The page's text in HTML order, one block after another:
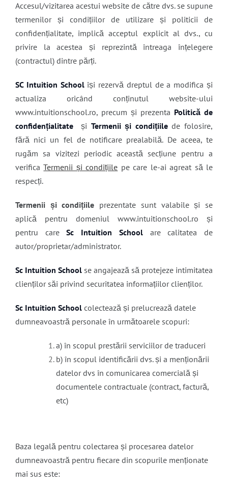
Accesul/vizitarea acestui website de către dvs. se supune
termenilor și condițiilor de utilizare și politicii de
confidențialitate, implică acceptul explicit al dvs., cu
privire la acestea și reprezintă întreaga înțelegere
(contractul) dintre părți.
SC Intuition Schoolîși rezervă dreptul de a modifica și
actualiza oricând conținutul website-ului
www.intuitionschool.ro, precum și prezenta Politică de
confidențialitate și Termenii și condițiilede folosire,
fără nici un fel de notificare prealabilă. De aceea, te
rugăm sa vizitezi periodic această secțiune pentru a
verificaTermenii și condițiile pe care le-ai agreat să le
respecți.
Termenii și condițiile prezentate sunt valabile și se
aplică pentru domeniul www.intuitionschool.ro și
pentru careSc Intuition Schoolare calitatea de
autor/proprietar/administrator.
Sc Intuition School se angajează să protejeze intimitatea
clienților săi privind securitatea informațiilor clienților.
Sc Intuition School colectează și prelucrează datele
dumneavoastră personale în următoarele scopuri:
a) în scopul prestării serviciilor de traduceri
b) în scopul identificării dvs. și a menționării
datelor dvs în comunicarea comercială și
documentele contractuale (contract, factură,
etc)
Baza legală pentru colectarea și procesarea datelor
dumneavoastră pentru fiecare din scopurile menționate
mai sus este: